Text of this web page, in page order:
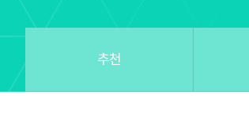
방명록
설정
유저 가이드
추천